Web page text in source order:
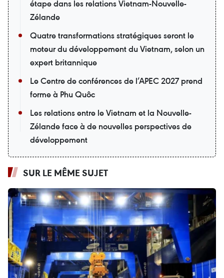
étape dans les relations Vietnam-Nouvelle-
Zélande
Quatre transformations stratégiques seront le
moteur du développement du Vietnam, selon un
expert britannique
Le Centre de conférences de l’APEC 2027 prend
forme à Phu Quôc
Les relations entre le Vietnam et la Nouvelle-
Zélande face à de nouvelles perspectives de
développement
SUR LE MÊME SUJET